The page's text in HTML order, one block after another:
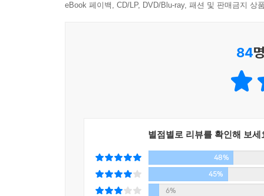
인생 살아가는 데 가장 필요한 공부는 무엇일까?
말을 잘하게 되는 경우는 드물다. 왜 그럴까? ‘말
읽는 감각도 반드시 필요하다. 그런데 사람들은
많은 사람들이 인용하고 또 책의 제목으로도 곧
“먼저 실천하고 그 다음에 말하라!”는 짧은 한
일치해야 한다는 ‘지행합일(知行合一)’의 차원을
누구누구의 멋진 말을 흉내 내보려 해도 그 결
eBook 페이백, CD/LP, DVD/Blu-ray, 패션 및 판매금지 상
84
별점별로 리뷰를 확인해 보세
48%
45%
6%